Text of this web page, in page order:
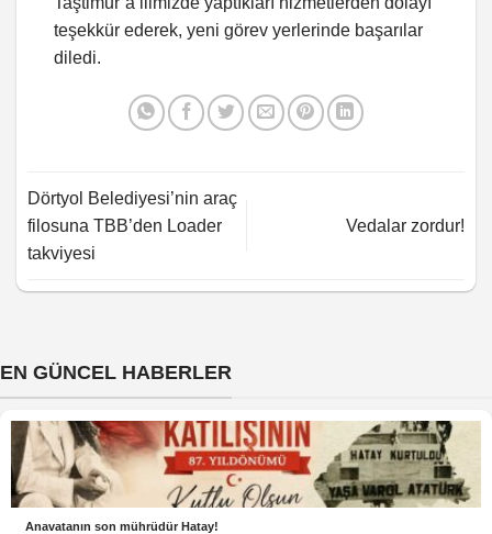
teşekkür ederek, yeni görev yerlerinde başarılar
diledi.
Dörtyol Belediyesi’nin araç
filosuna TBB’den Loader
takviyesi
Vedalar zordur!
EN GÜNCEL HABERLER
Anavatanın son mührüdür Hatay!